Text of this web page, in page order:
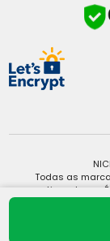
Todas as
respectivos donos.